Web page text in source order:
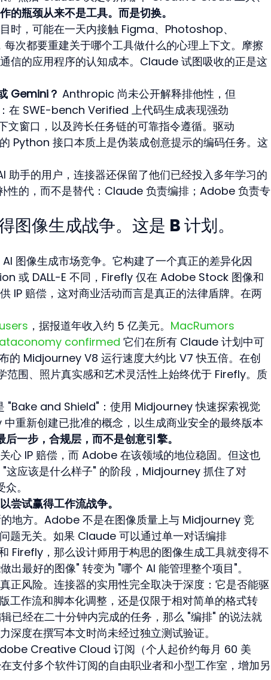
的瓶颈从来不是工具。而是切换。
时，可能在一天内接触 Figma、Photoshop、
次都要重建关于哪个工具做什么的心理上下文。摩擦
信的应用程序的认知成本。Claude 试图吸收的正是这
Gemini？ Anthropic 尚未公开解释排他性，但
在 SWE-bench Verified 上代码生成表现强劲
文窗口，以及跨长任务链的可靠指令遵循。驱动
Python 接口本质上是伪装成创意提示的编码任务。这
手的用户，连接器还保留了他们已经投入多年学习的
的，而不是替代：Claude 负责编排；Adobe 负责专
像生成战争。这是 B 计划。
图像生成市场竞争。它构建了一个真正的差异化因
或 DALL-E 不同，Firefly 仅在 Adobe Stock 图像和
IP 赔偿，这对商业活动而言是真正的法律盾牌。在两
，据报道年收入约 5 亿美元。 MacRumors
confirmed 它们在所有 Claude 计划中可
的 Midjourney V8 运行速度大约比 V7 快五倍。在创
围、照片真实感和艺术灵活性上始终优于 Firefly。质
"Bake and Shield"：使用 Midjourney 快速探索视觉
重新创建已批准的概念，以生成商业安全的最终版本
一步，合规层，而不是创意引擎。
心 IP 赔偿，而 Adobe 在该领域的地位稳固。但这也
这应该是什么样子" 的阶段，Midjourney 抓住了对
。
尝试赢得工作流战争。
地方。Adobe 不是在图像质量上与 Midjourney 竞
题无关。如果 Claude 可以通过单一对话编排
，那么设计师用于构思的图像生成工具就变得不
出最好的图像" 转变为 "哪个 AI 能管理整个项目"。
正风险。连接器的实用性完全取决于深度：它是否能驱
作流和脚本化调整，还是仅限于相对简单的格式转
已经在二十分钟内完成的任务，那么 "编排" 的说法就
深度在撰写本文时尚未经过独立测试验证。
Creative Cloud 订阅（个人起价约每月 60 美
支付多个软件订阅的自由职业者和小型工作室，增加另